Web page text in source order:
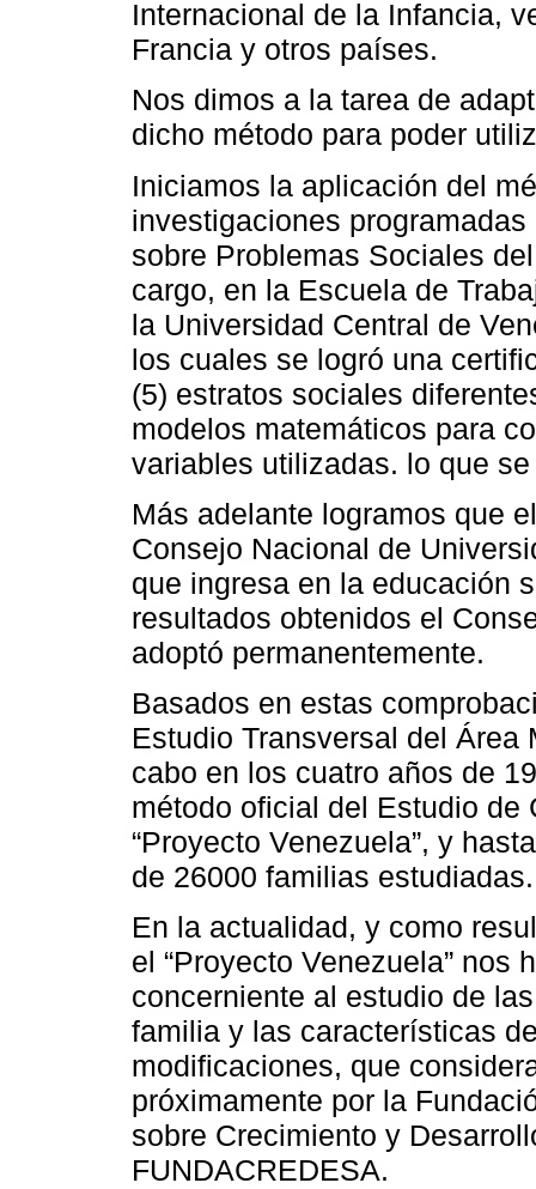
Internacional de la Infancia,
Francia y otros países.
Nos dimos a la tarea de
dicho método para poder
Iniciamos la aplicación del
investigaciones
sobre Problemas Sociales
cargo, en la Escuela de
la Universidad Central de
los cuales se logró una
(5) estratos sociales
modelos matemáticos para
variables utilizadas. lo que
Más adelante logramos que
Consejo Nacional de
que ingresa en la educación
resultados obtenidos el
adoptó permanentemente.
Basados en estas
Estudio Transversal del
cabo en los cuatro años de
método oficial del Estudio de
“Proyecto Venezuela”, y
de 26000 familias estudiadas.
En la actualidad, y como
el “Proyecto Venezuela” nos
concerniente al estudio de
familia y las características
modificaciones, que
próximamente por la
sobre Crecimiento y
FUNDACREDESA.